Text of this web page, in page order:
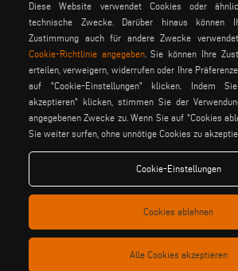
motiqa
pladway
stuga
stürtz
Deutsch info@tekna.it
be the change
privacy policy
allgemeine
Diese Website verwendet Cookies oder
technische Zwecke. Darüber hinaus können
Zustimmung auch für andere Zwecke
Cookie-Richtlinie angegeben. Sie können Ihre
erteilen, verweigern, widerrufen oder Ihre
auf "Cookie-Einstellungen" klicken. Indem
akzeptieren" klicken, stimmen Sie der
angegebenen Zwecke zu. Wenn Sie auf "Cookies
Sie weiter surfen, ohne unnötige Cookies zu
Cookie-Einstellungen
Cookies ablehnen
Alle Cookies akzeptieren